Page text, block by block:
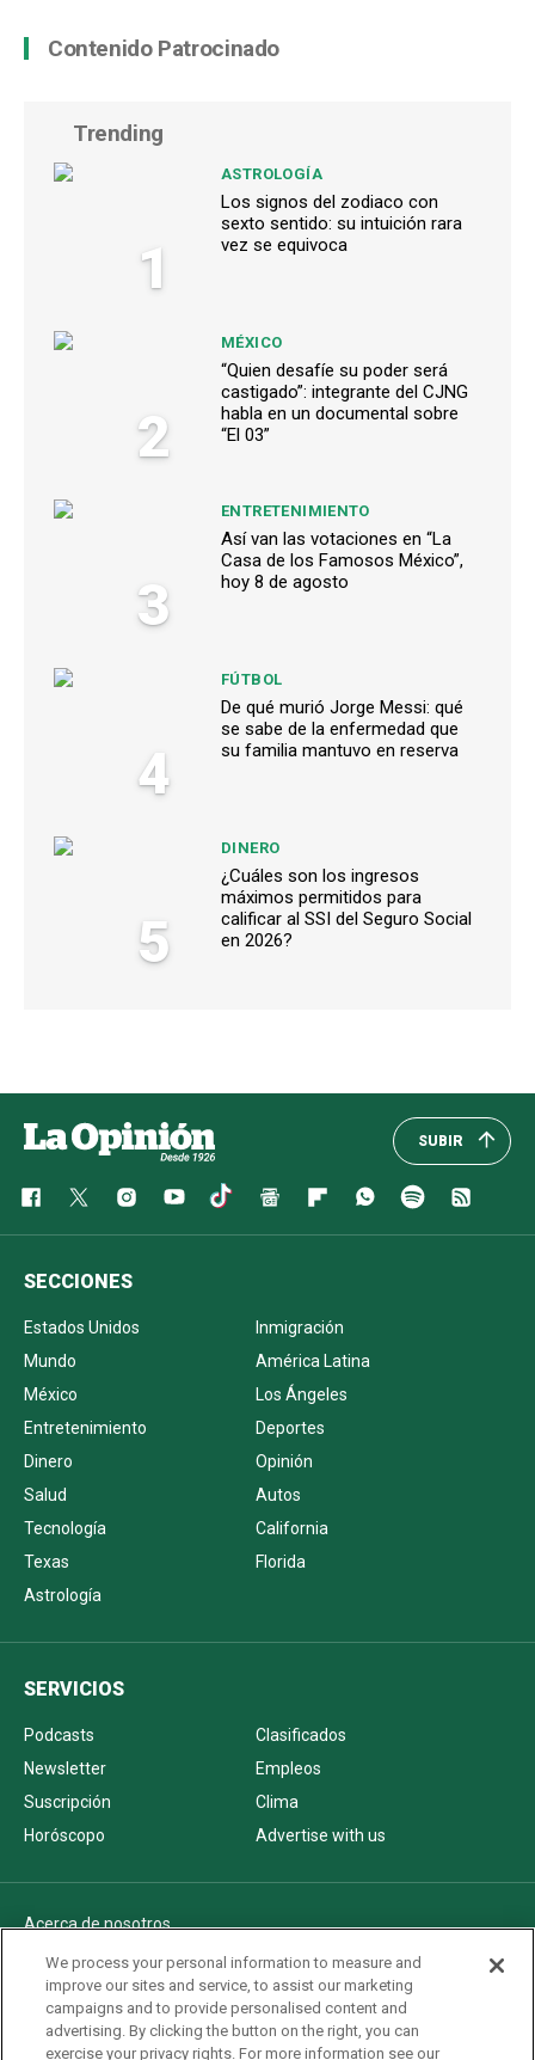
Contenido Patrocinado
Trending
1
ASTROLOGÍA
Los signos del zodiaco con
sexto sentido: su intuición rara
vez se equivoca
2
MÉXICO
“Quien desafíe su poder será
castigado”: integrante del CJNG
habla en un documental sobre
“El 03”
3
ENTRETENIMIENTO
Así van las votaciones en “La
Casa de los Famosos México”,
hoy 8 de agosto
4
FÚTBOL
De qué murió Jorge Messi: qué
se sabe de la enfermedad que
su familia mantuvo en reserva
5
DINERO
¿Cuáles son los ingresos
máximos permitidos para
calificar al SSI del Seguro Social
en 2026?
SUBIR
SECCIONES
Estados Unidos
Inmigración
Mundo
América Latina
México
Los Ángeles
Entretenimiento
Deportes
Dinero
Opinión
Salud
Autos
Tecnología
California
Texas
Florida
Astrología
SERVICIOS
Podcasts
Clasificados
Newsletter
Empleos
Suscripción
Clima
Horóscopo
Advertise with us
Acerca de nosotros
Politica de privacidad
Pautas Editoriales
AdChoices
We process your personal information to measure and
improve our sites and service, to assist our marketing
campaigns and to provide personalised content and
advertising. By clicking the button on the right, you can
exercise your privacy rights. For more information see our